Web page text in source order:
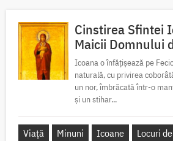
Cinstirea Sfintei
Maicii Domnului
Icoana o înfățișează pe
naturală, cu privirea
un nor, îmbrăcată într-o
și un stihar...
Viață Minuni Icoane
Locuri